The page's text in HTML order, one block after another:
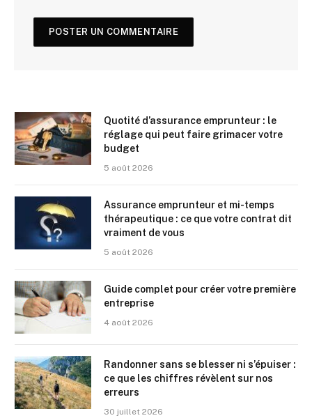
Quotité d’assurance emprunteur : le
réglage qui peut faire grimacer votre
budget
5 août 2026
Assurance emprunteur et mi-temps
thérapeutique : ce que votre contrat dit
vraiment de vous
5 août 2026
Guide complet pour créer votre première
entreprise
4 août 2026
Randonner sans se blesser ni s’épuiser :
ce que les chiffres révèlent sur nos
erreurs
30 juillet 2026